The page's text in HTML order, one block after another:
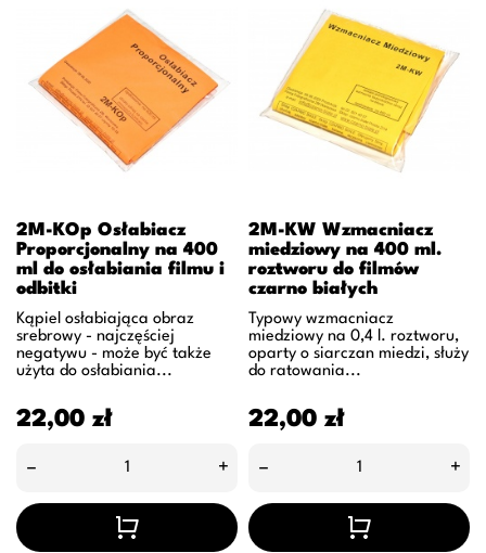
2M-KOp Osłabiacz
Proporcjonalny na 400
ml do osłabiania filmu i
odbitki
Kąpiel osłabiająca obraz
srebrowy - najczęściej
negatywu - może być także
użyta do osłabiania...
Cena
22,00 zł
– +
2M-KW Wzmacniacz
miedziowy na 400 ml.
roztworu do filmów
czarno białych
Typowy wzmacniacz
miedziowy na 0,4 l. roztworu,
oparty o siarczan miedzi, służy
do ratowania...
Cena
22,00 zł
– +